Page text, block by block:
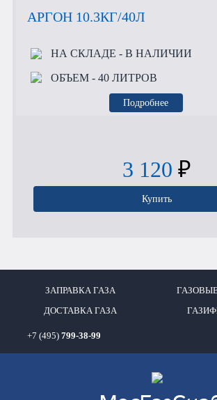
АРГОН 10.3КГ/40Л
НА СКЛАДЕ - В НАЛИЧИИ
ОБЪЕМ- 40 ЛИТРОВ
Подробнее
3 120 ₽
Купить
ЗАПРАВКА ГАЗА
ДОСТАВКА ГАЗА
+7 (495) 799-38-99